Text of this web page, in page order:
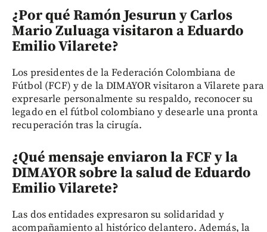
¿Por qué Ramón Jesurun y Carlos
Mario Zuluaga visitaron a Eduardo
Emilio Vilarete?
Los presidentes de la Federación Colombiana de
Fútbol (FCF) y de la DIMAYOR visitaron a Vilarete para
expresarle personalmente su respaldo, reconocer su
legado en el fútbol colombiano y desearle una pronta
recuperación tras la cirugía.
¿Qué mensaje enviaron la FCF y la
DIMAYOR sobre la salud de Eduardo
Emilio Vilarete?
Las dos entidades expresaron su solidaridad y
acompañamiento al histórico delantero. Además, la